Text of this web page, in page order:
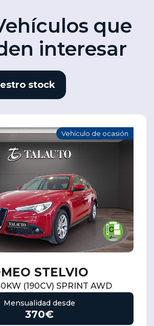
que
interesar
stock
Vehículo de ocasión
STELVIO
(190CV) SPRINT AWD
Mensualidad desde
370€